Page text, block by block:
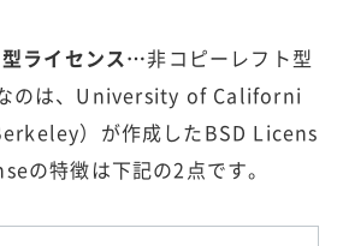
ライセンス…非コピーレフト型
のは、University of Californi
）が作成したBSD Licens
の特徴は下記の2点です。